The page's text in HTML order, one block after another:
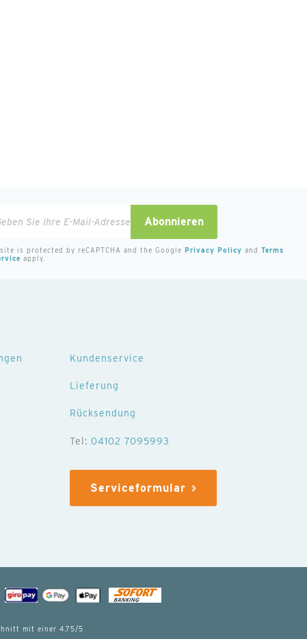
Abonnieren
is protected by reCAPTCHA and the Google Privacy Policy and Terms
apply.
Kundenservice
Lieferung
Rücksendung
Tel: 04102 7095993
Serviceformular
mit einer4.75/5